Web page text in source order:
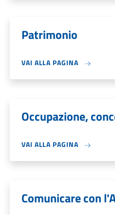
Patrimonio
VAI ALLA PAGINA
Occupazione,
VAI ALLA PAGINA
Comunicare con